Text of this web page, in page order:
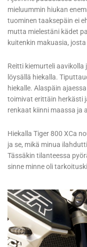
mieluummin hiukan
tuominen taaksepäin ei
mutta mielestäni kädet
kuitenkin makuasia,
Reitti kiemurteli
löysällä hiekalla.
hiekalle. Alaspäin
toimivat erittäin herkästi
renkaat kiinni maassa ja
Hiekalla Tiger 800 XCa
ja se, mikä minua
Tässäkin tilanteessa
sinne minne oli